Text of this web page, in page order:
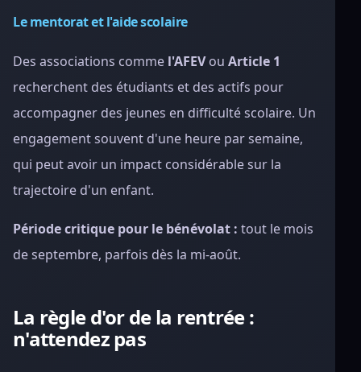
Le mentorat et l'aide scolaire
Des associations comme l'AFEVou Article 1
recherchent des étudiants et des actifs pour
accompagner des jeunes en difficulté scolaire. Un
engagement souvent d'une heure par semaine,
qui peut avoir un impact considérable sur la
trajectoire d'un enfant.
Période critique pour le bénévolat : tout le mois
de septembre, parfois dès la mi-août.
La règle d'or de la rentrée :
n'attendez pas